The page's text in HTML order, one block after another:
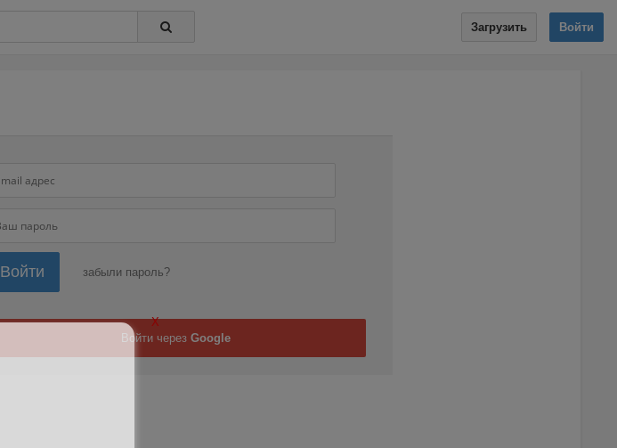
Загрузить Войти
Войти забыли пароль?
Войти через Google
X